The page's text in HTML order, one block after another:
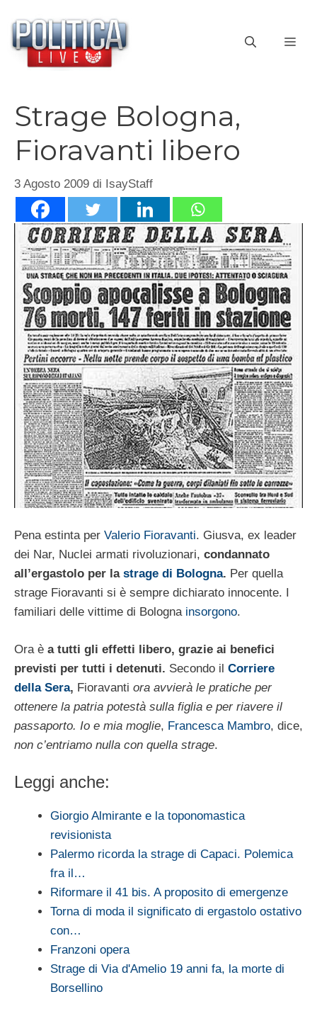
contenuto
Strage Bologna,
Fioravanti libero
3 Agosto 2009 di IsayStaff
Pena estinta per Valerio Fioravanti. Giusva, ex leader
dei Nar, Nuclei armati rivoluzionari, condannato
all’ergastolo per la strage di Bologna. Per quella
strage Fioravanti si è sempre dichiarato innocente. I
familiari delle vittime di Bologna insorgono.
Ora è a tutti gli effetti libero, grazie ai benefici
previsti per tutti i detenuti. Secondo il Corriere
della Sera, Fioravanti ora avvierà le pratiche per
ottenere la patria potestà sulla figlia e per riave­re il
passaporto. Io e mia moglie, Francesca Mambro, dice,
non c’entriamo nulla con quella strage.
Leggi anche:
Giorgio Almirante e la toponomastica
revisionista
Palermo ricorda la strage di Capaci. Polemica
fra il…
Riformare il 41 bis. A proposito di emergenze
Torna di moda il significato di ergastolo ostativo
con…
Franzoni opera
Strage di Via d'Amelio 19 anni fa, la morte di
Borsellino